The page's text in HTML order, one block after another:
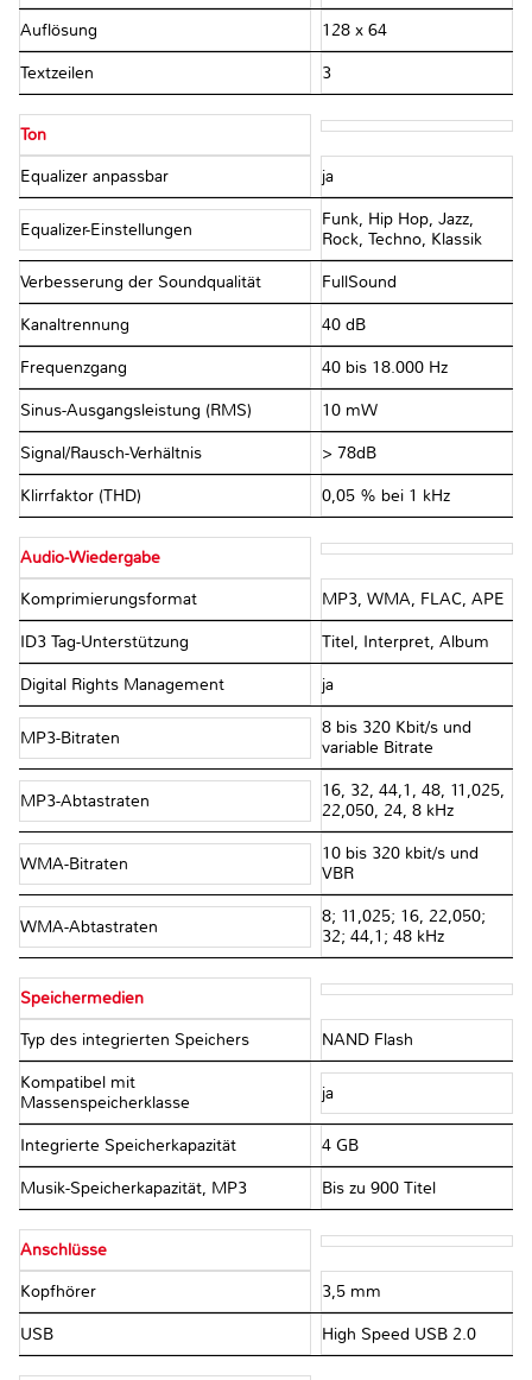
Auflösung 128 x 64
Textzeilen 3
Ton
Equalizer anpassbar ja
Equalizer-Einstellungen
Funk, Hip Hop, Jazz,
Rock, Techno, Klassik
Verbesserung der Soundqualität FullSound
Kanaltrennung 40 dB
Frequenzgang 40 bis 18.000 Hz
Sinus-Ausgangsleistung (RMS) 10 mW
Signal/Rausch-Verhältnis > 78dB
Klirrfaktor (THD) 0,05 % bei 1 kHz
Audio-Wiedergabe
Komprimierungsformat MP3, WMA, FLAC, APE
ID3 Tag-Unterstützung Titel, Interpret, Album
Digital Rights Management ja
MP3-Bitraten
8 bis 320 Kbit/s und
variable Bitrate
MP3-Abtastraten
16, 32, 44,1, 48, 11,025,
22,050, 24, 8 kHz
WMA-Bitraten
10 bis 320 kbit/s und
VBR
WMA-Abtastraten
8; 11,025; 16, 22,050;
32; 44,1; 48 kHz
Speichermedien
Typ des integrierten Speichers NAND Flash
Kompatibel mit
Massenspeicherklasse
ja
Integrierte Speicherkapazität 4 GB
Musik-Speicherkapazität, MP3 Bis zu 900 Titel
Anschlüsse
Kopfhörer 3,5 mm
USB High Speed USB 2.0